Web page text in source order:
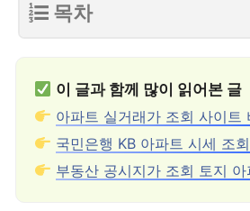
목차
이 글과 함께 많이 읽어본 글
아파트 실거래가 조회 사이트
국민은행 KB 아파트 시세 조
부동산 공시지가 조회 토지 아